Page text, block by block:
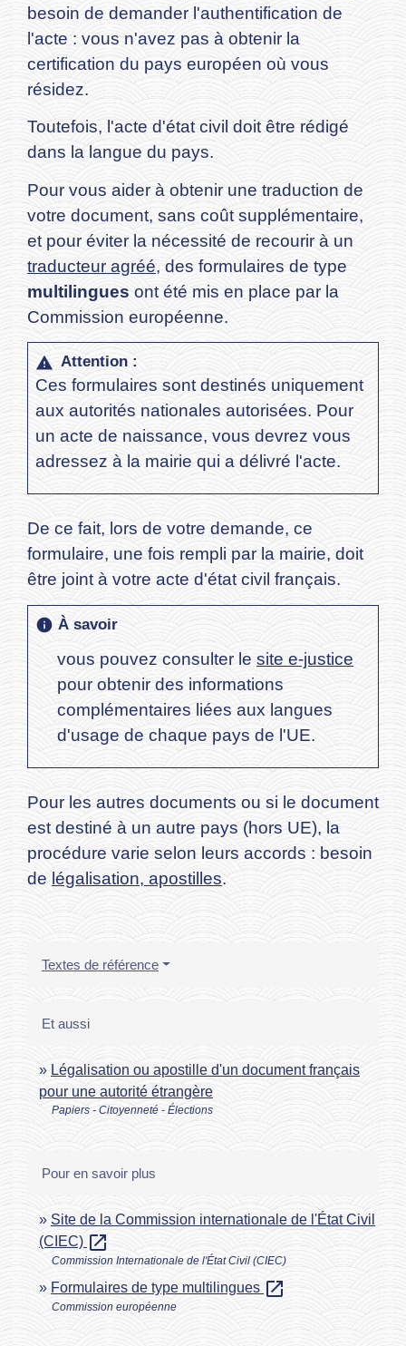
besoin de demander l'authentification de
l'acte : vous n'avez pas à obtenir la
certification du pays européen où vous
résidez.
Toutefois, l'acte d'état civil doit être rédigé
dans la langue du pays.
Pour vous aider à obtenir une traduction de
votre document, sans coût supplémentaire,
et pour éviter la nécessité de recourir à un
traducteur agréé, des formulaires de type
multilingues ont été mis en place par la
Commission européenne.
warning Attention :
Ces formulaires sont destinés uniquement
aux autorités nationales autorisées. Pour
un acte de naissance, vous devrez vous
adressez à la mairie qui a délivré l'acte.
De ce fait, lors de votre demande, ce
formulaire, une fois rempli par la mairie, doit
être joint à votre acte d'état civil français.
info À savoir
vous pouvez consulter le site e-justice
pour obtenir des informations
complémentaires liées aux langues
d'usage de chaque pays de l'UE.
Pour les autres documents ou si le document
est destiné à un autre pays (hors UE), la
procédure varie selon leurs accords : besoin
de légalisation, apostilles.
Textes de référence
Et aussi
Légalisation ou apostille d'un document français
pour une autorité étrangère
Papiers - Citoyenneté - Élections
Pour en savoir plus
Site de la Commission internationale de l'État Civil
(CIEC) open_in_new
Commission Internationale de l'État Civil (CIEC)
Formulaires de type multilingues open_in_new
Commission européenne